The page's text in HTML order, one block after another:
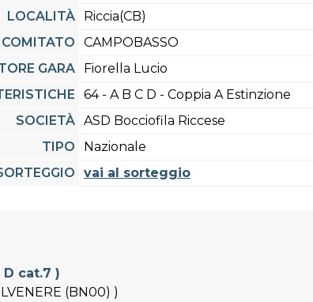
LOCALITÀ
Riccia(CB)
COMITATO
CAMPOBASSO
GARA
Fiorella Lucio
64 - A B C D - Coppia A Estinzione
SOCIETÀ ASD Bocciofila Riccese
TIPO
Nazionale
vai al sorteggio
D cat.7 )
(BN00) )